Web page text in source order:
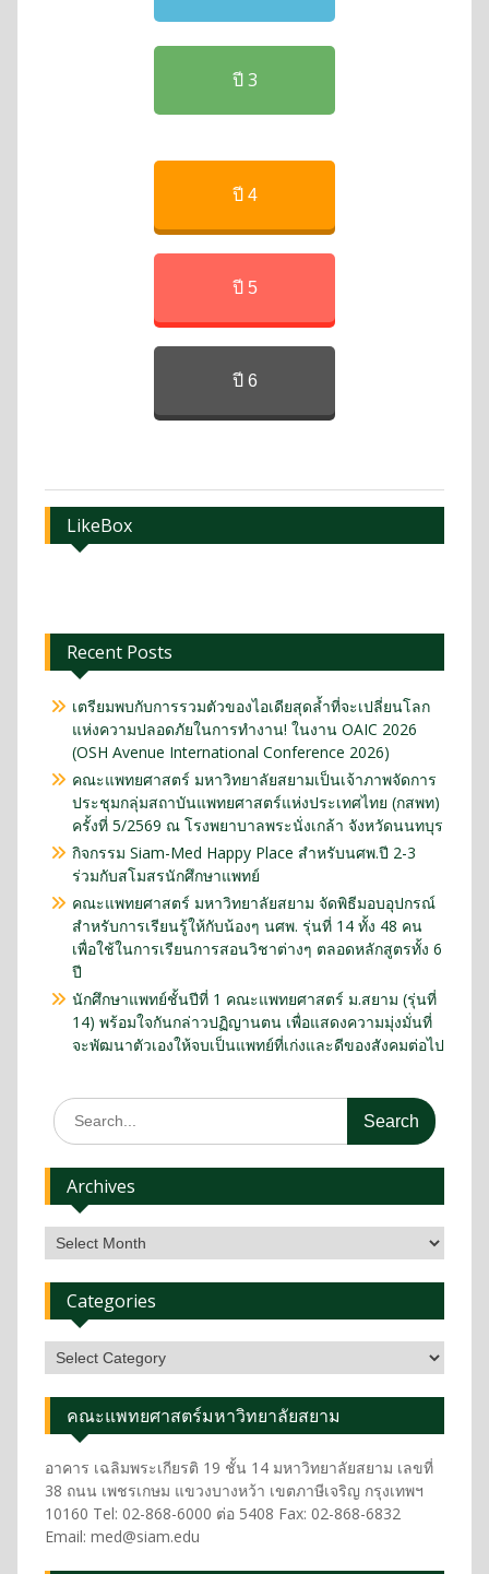
ปี 3
ปี 4
ปี 5
ปี 6
LikeBox
Recent Posts
เตรียมพบกับการรวมตัวของไอเดียสุดล้ำที่จะเปลี่ยนโลก
แห่งความปลอดภัยในการทำงาน! ในงาน OAIC 2026
(OSH Avenue International Conference 2026)
คณะแพทยศาสตร์ มหาวิทยาลัยสยามเป็นเจ้าภาพจัดการ
ประชุมกลุ่มสถาบันแพทยศาสตร์แห่งประเทศไทย (กสพท)
ครั้งที่ 5/2569 ณ โรงพยาบาลพระนั่งเกล้า จังหวัดนนทบุร
กิจกรรม Siam-Med Happy Place สำหรับนศพ.ปี 2-3
ร่วมกับสโมสรนักศึกษาแพทย์
คณะแพทยศาสตร์ มหาวิทยาลัยสยาม จัดพิธีมอบอุปกรณ์
สำหรับการเรียนรู้ให้กับน้องๆ นศพ. รุ่นที่ 14 ทั้ง 48 คน
เพื่อใช้ในการเรียนการสอนวิชาต่างๆ ตลอดหลักสูตรทั้ง 6
ปี
นักศึกษาแพทย์ชั้นปีที่ 1 คณะแพทยศาสตร์ ม.สยาม (รุ่นที่
14) พร้อมใจกันกล่าวปฏิญานตน เพื่อแสดงความมุ่งมั่นที่
จะพัฒนาตัวเองให้จบเป็นแพทย์ที่เก่งและดีของสังคมต่อไป
Archives
Categories
คณะแพทยศาสตร์มหาวิทยาลัยสยาม
อาคาร เฉลิมพระเกียรติ 19 ชั้น 14 มหาวิทยาลัยสยาม เลขที่
38 ถนน เพชรเกษม แขวงบางหว้า เขตภาษีเจริญ กรุงเทพฯ
10160 Tel: 02-868-6000 ต่อ 5408 Fax: 02-868-6832
Email: med@siam.edu